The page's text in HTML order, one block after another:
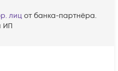
лиц от банка-партнёра.
ИП